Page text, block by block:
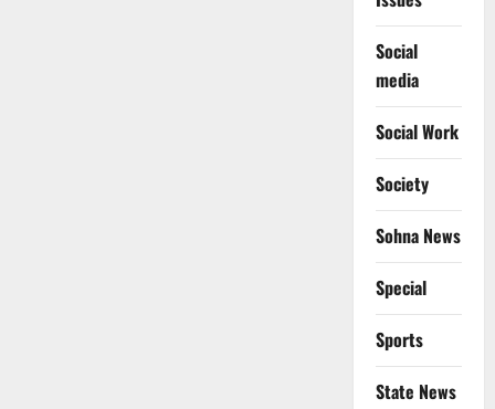
Social
media
Social Work
Society
Sohna News
Special
Sports
State News